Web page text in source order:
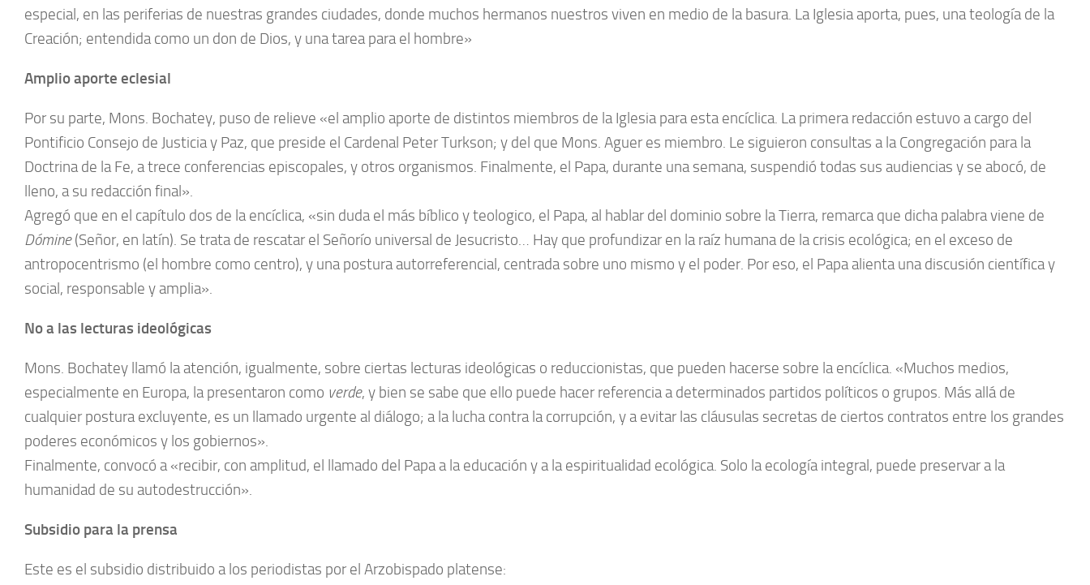
especial, en las periferias de nuestras grandes ciudades, donde muchos hermanos nuestros viven en medio de la basura. La Iglesia aporta, pues, una teología de la
Creación; entendida como un don de Dios, y una tarea para el hombre»
Amplio aporte eclesial
Por su parte, Mons. Bochatey, puso de relieve «el amplio aporte de distintos miembros de la Iglesia para esta encíclica. La primera redacción estuvo a cargo del
Pontificio Consejo de Justicia y Paz, que preside el Cardenal Peter Turkson; y del que Mons. Aguer es miembro. Le siguieron consultas a la Congregación para la
Doctrina de la Fe, a trece conferencias episcopales, y otros organismos. Finalmente, el Papa, durante una semana, suspendió todas sus audiencias y se abocó, de
lleno, a su redacción final».
Agregó que en el capítulo dos de la encíclica, «sin duda el más bíblico y teologico, el Papa, al hablar del dominio sobre la Tierra, remarca que dicha palabra viene de
Dómine(Señor, en latín). Se trata de rescatar el Señorío universal de Jesucristo… Hay que profundizar en la raíz humana de la crisis ecológica; en el exceso de
antropocentrismo (el hombre como centro), y una postura autorreferencial, centrada sobre uno mismo y el poder. Por eso, el Papa alienta una discusión científica y
social, responsable y amplia».
No a las lecturas ideológicas
Mons. Bochatey llamó la atención, igualmente, sobre ciertas lecturas ideológicas o reduccionistas, que pueden hacerse sobre la encíclica. «Muchos medios,
especialmente en Europa, la presentaron como verde, y bien se sabe que ello puede hacer referencia a determinados partidos políticos o grupos. Más allá de
cualquier postura excluyente, es un llamado urgente al diálogo; a la lucha contra la corrupción, y a evitar las cláusulas secretas de ciertos contratos entre los grandes
poderes económicos y los gobiernos».
Finalmente, convocó a «recibir, con amplitud, el llamado del Papa a la educación y a la espiritualidad ecológica. Solo la ecología integral, puede preservar a la
humanidad de su autodestrucción».
Subsidio para la prensa
Este es el subsidio distribuido a los periodistas por el Arzobispado platense: